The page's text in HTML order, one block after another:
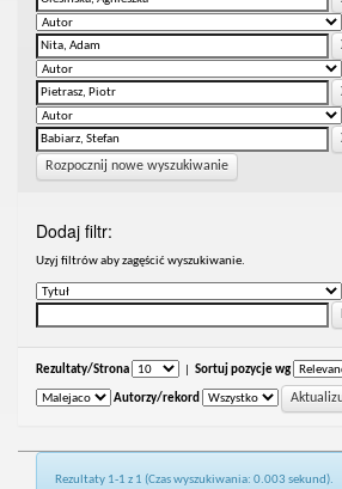
Rozpocznij nowe wyszukiwanie
Dodaj filtr:
Uzyj filtrów aby zagęścić wyszukiwanie.
Rezultaty/Strona Sortuj pozycje wg
Autorzy/rekord
Rezultaty 1-1 z 1 (Czas wyszukiwania: 0.003 sekund).